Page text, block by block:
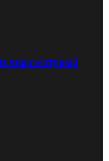
техосмотром?